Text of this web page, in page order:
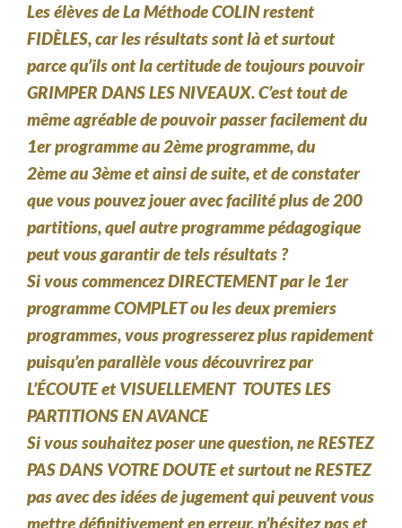
Les élèves de La Méthode COLIN restent
FIDÈLES,car les résultats sont là et surtout
parce qu’ils ont la certitude de toujours pouvoir
GRIMPER DANS LES NIVEAUX. C’est tout de
même agréable de pouvoir passer facilement du
1erprogramme au2èmeprogramme, du
2èmeau3èmeet ainsi de suite, et de constater
que vous pouvez jouer avec facilité plus de 200
partitions, quel autre programme pédagogique
peut vous garantir de tels résultats ?
Si vous commencezDIRECTEMENTpar le 1er
programmeCOMPLETou les deux premiers
programmes, vous progresserez plus rapidement
puisqu’en parallèle vous découvrirez par
L’ÉCOUTEet VISUELLEMENT TOUTES LES
PARTITIONS EN AVANCE
Si vous souhaitez poser une question, ne RESTEZ
PAS DANS VOTRE DOUTE et surtout ne RESTEZ
pas avecdes idées de jugement qui peuvent vous
mettre définitivement en erreur, n’hésitez pas et